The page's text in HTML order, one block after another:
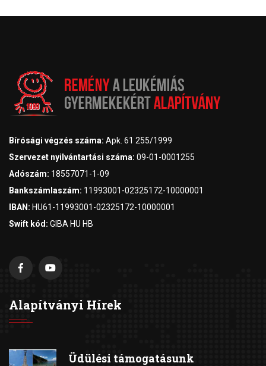
Bírósági végzés száma: Apk. 61 255/1999
Szervezet nyilvántartási száma: 09-01-0001255
Adószám: 18557071-1-09
Bankszámlaszám: 11993001-02325172-10000001
IBAN: HU61-11993001-02325172-10000001
Swift kód: GIBA HU HB
Alapítványi Hírek
Üdülési támogatásunk